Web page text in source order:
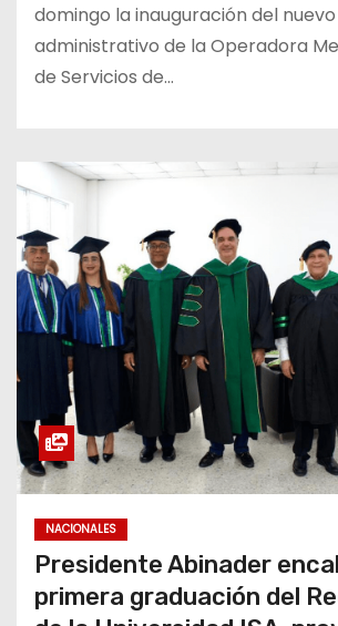
domingo la inauguración del
administrativo de la Operadora
de Servicios de…
NACIONALES
Presidente Abinader
primera graduación del